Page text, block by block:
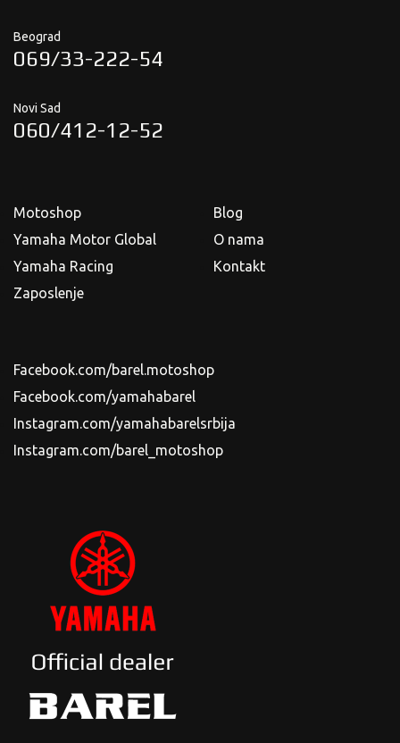
Beograd
069/33-222-54
Novi Sad
060/412-12-52
Motoshop
Yamaha Motor Global
Yamaha Racing
Zaposlenje
Blog
O nama
Kontakt
Facebook.com/barel.motoshop
Facebook.com/yamahabarel
Instagram.com/yamahabarelsrbija
Instagram.com/barel_motoshop